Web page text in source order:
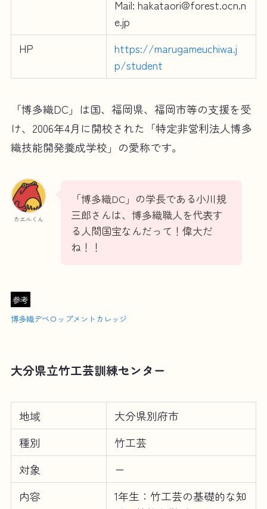
Mail: hakataori@forest.ocn.n
e.jp
HP
https://marugameuchiwa.j
p/student
「博多織DC」は国、福岡県、福岡市等の支援を受
け、2006年4月に開校された「特定非営利法人博多
織技能開発養成学校」の愛称です。
カエルくん
「博多織DC」の学長である小川規
三郎さんは、博多織職人を代表す
る人間国宝なんだって！偉大だ
ね！！
参考
博多織デベロップメントカレッジ
大分県立竹工芸訓練センター
地域
大分県別府市
種別
竹工芸
対象
ー
内容
1年生：竹工芸の基礎的な知